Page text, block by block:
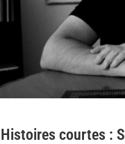
Histoires courtes :